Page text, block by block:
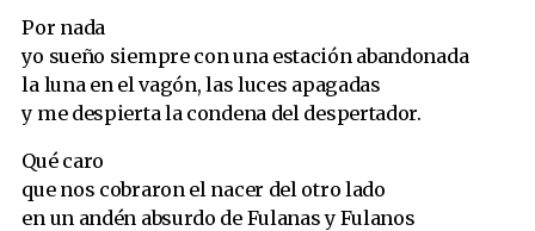
Por nada
yo sueño siempre con una estación abandonada
la luna en el vagón, las luces apagadas
y me despierta la condena del despertador.
Qué caro
que nos cobraron el nacer del otro lado
en un andén absurdo de Fulanas y Fulanos